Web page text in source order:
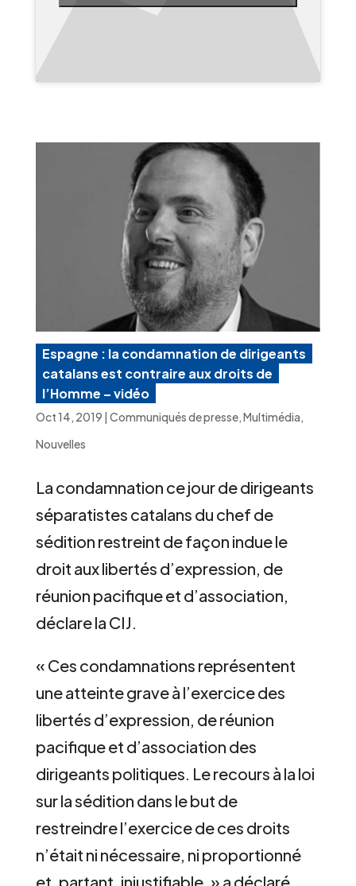
Espagne : la condamnation de dirigeants
catalans est contraire aux droits de
l’Homme – vidéo
Oct 14, 2019 | Communiqués de presse,Multimédia,
Nouvelles
La condamnation ce jour de dirigeants
séparatistes catalans du chef de
sédition restreint de façon indue le
droit aux libertés d’expression, de
réunion pacifique et d’association,
déclare la CIJ.
« Ces condamnations représentent
une atteinte grave à l’exercice des
libertés d’expression, de réunion
pacifique et d’association des
dirigeants politiques. Le recours à la loi
sur la sédition dans le but de
restreindre l’exercice de ces droits
n’était ni nécessaire, ni proportionné
et, partant, injustifiable, » a déclaré